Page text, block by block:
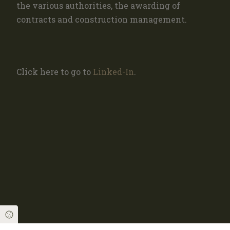
the various authorities, the awarding of
contracts and construction management.
Click here to go to Linked-In